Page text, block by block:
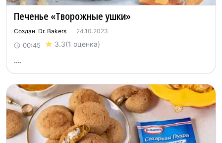
Печенье «Творожные ушки»
Создан Dr. Bakers 24.10.2023
00:45 3.3(1 оценка)
....